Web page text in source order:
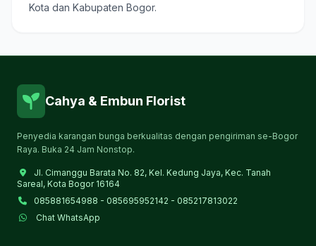
Kota dan Kabupaten Bogor.
Cahya & Embun Florist
Penyedia karangan bunga berkualitas dengan pengiriman se-Bogor
Raya. Buka 24 Jam Nonstop.
Jl. Cimanggu Barata No. 82, Kel. Kedung Jaya, Kec. Tanah
Sareal, Kota Bogor 16164
085881654988 - 085695952142 - 085217813022
Chat WhatsApp